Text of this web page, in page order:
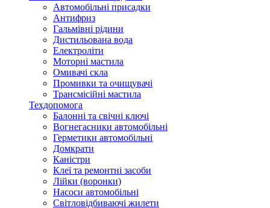
Автомобільні присадки
Антифриз
Гальмівні рідини
Дистильована вода
Електроліти
Моторні мастила
Омивачі скла
Промивки та очищувачі
Трансмісійні мастила
Техдопомога
Балонні та свічні ключі
Вогнегасники автомобільні
Герметики автомобільні
Домкрати
Каністри
Клеї та ремонтні засоби
Лійки (воронки)
Насоси автомобільні
Світловідбиваючі жилети